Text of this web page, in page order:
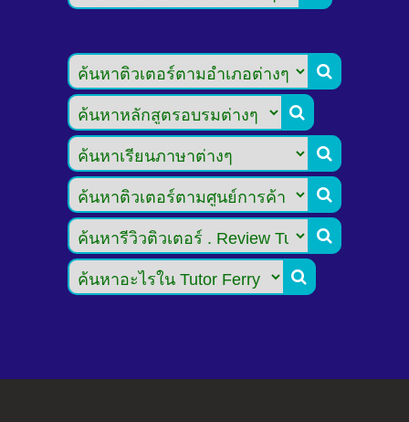





